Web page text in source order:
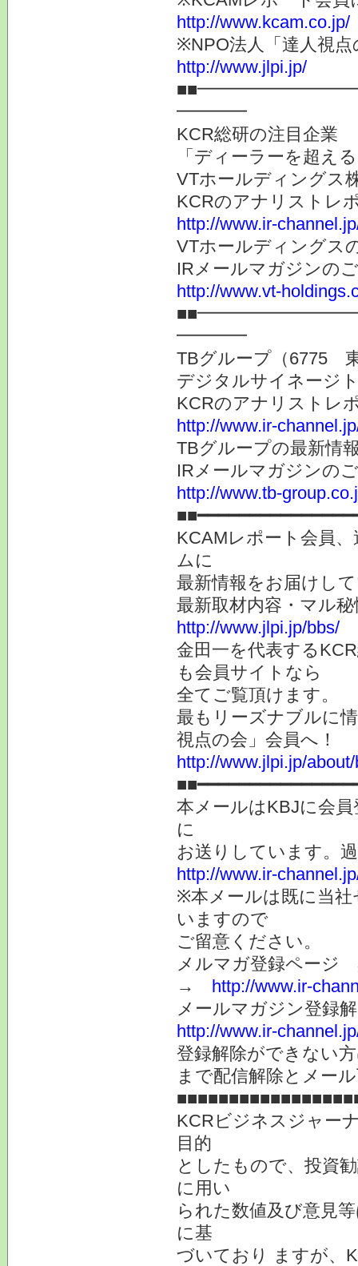
http://www.kcam.co.jp/
※NPO法人「達人視
http://www.jlpi.jp/
━━━━
KCR総研の注目企業
「ディーラーを超え
VTホールディングス
KCRのアナリストレ
http://www.ir-
VTホールディングス
IRメールマガジンの
http://www.vt-
━━━━
TBグループ（6775
デジタルサイネージ
KCRのアナリストレ
http://www.ir-
TBグループの最新情
IRメールマガジンの
http://www.tb-
KCAMレポート会員
ムに
最新情報をお届けし
最新取材内容・マル
http://www.jlpi.jp/bbs/
金田一を代表する
も会員サイトなら
全てご覧頂けます。
最もリーズナブルに
視点の会」会員へ！
http://www.jlpi.jp/
本メールはKBJに会
に
お送りしています。
http://www.ir-
※本メールは既に当
いますので
ご留意ください。
メルマガ登録ページ
→ http://www.ir-
メールマガジン登録
http://www.ir-
登録解除ができない
まで配信解除とメー
KCRビジネスジャー
目的
としたもので、投資
に用い
られた数値及び意見
に基
づいており ますが、